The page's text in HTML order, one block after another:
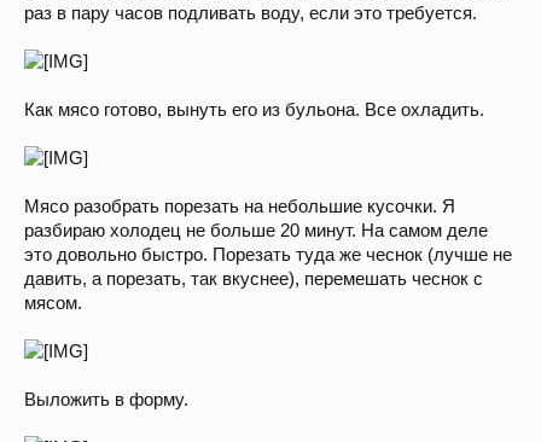
раз в пару часов подливать воду, если это требуется.
Как мясо готово, вынуть его из бульона. Все охладить.
Мясо разобрать порезать на небольшие кусочки. Я
разбираю холодец не больше 20 минут. На самом деле
это довольно быстро. Порезать туда же чеснок (лучше не
давить, а порезать, так вкуснее), перемешать чеснок с
мясом.
Выложить в форму.